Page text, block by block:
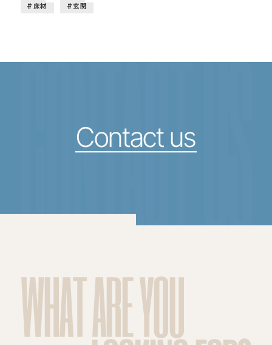
床材 玄関
CONTACT US
Contact us
WHAT ARE YOU